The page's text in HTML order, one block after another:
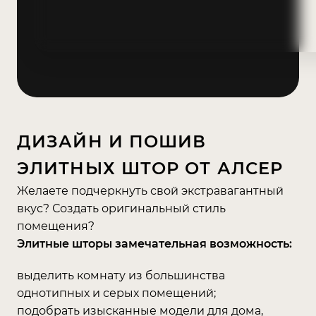
ДИЗАЙН И ПОШИВ
ЭЛИТНЫХ ШТОР ОТ АЛСЕР
Желаете подчеркнуть свой экстравагантный
вкус? Создать оригинальный стиль
помещения?
Элитные шторы замечательная возможность:
выделить комнату из большинства
однотипных и серых помещений;
подобрать изысканные модели для дома,